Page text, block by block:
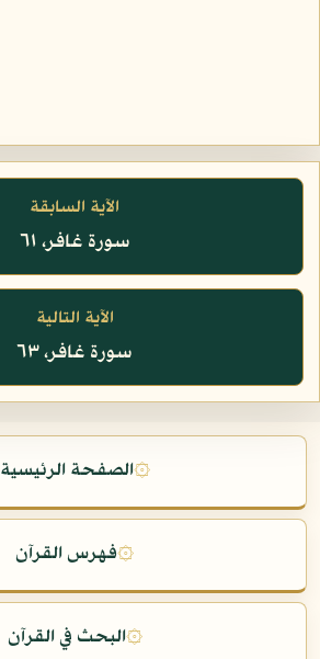
الآية السابقة
سورة غافر، ٦١
الآية التالية
سورة غافر، ٦٣
۞الصفحة الرئيسية
۞فهرس القرآن
۞البحث في القرآن